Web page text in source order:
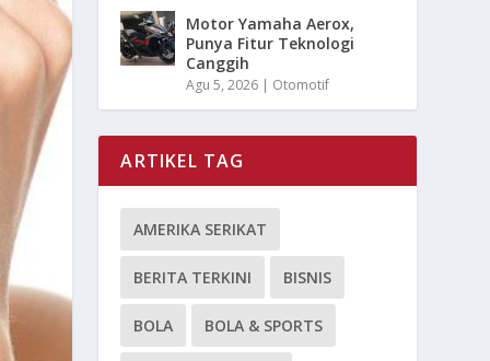
Motor Yamaha Aerox,
Punya Fitur Teknologi
Canggih
Agu 5, 2026 | Otomotif
ARTIKEL TAG
AMERIKA SERIKAT
BERITA TERKINI BISNIS
BOLA BOLA & SPORTS